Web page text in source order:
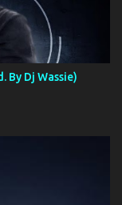
By Dj Wassie)